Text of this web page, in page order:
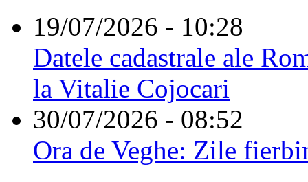
19/07/2026 - 10:28
Datele cadastrale ale
la Vitalie Cojocari
30/07/2026 - 08:52
Ora de Veghe: Zile